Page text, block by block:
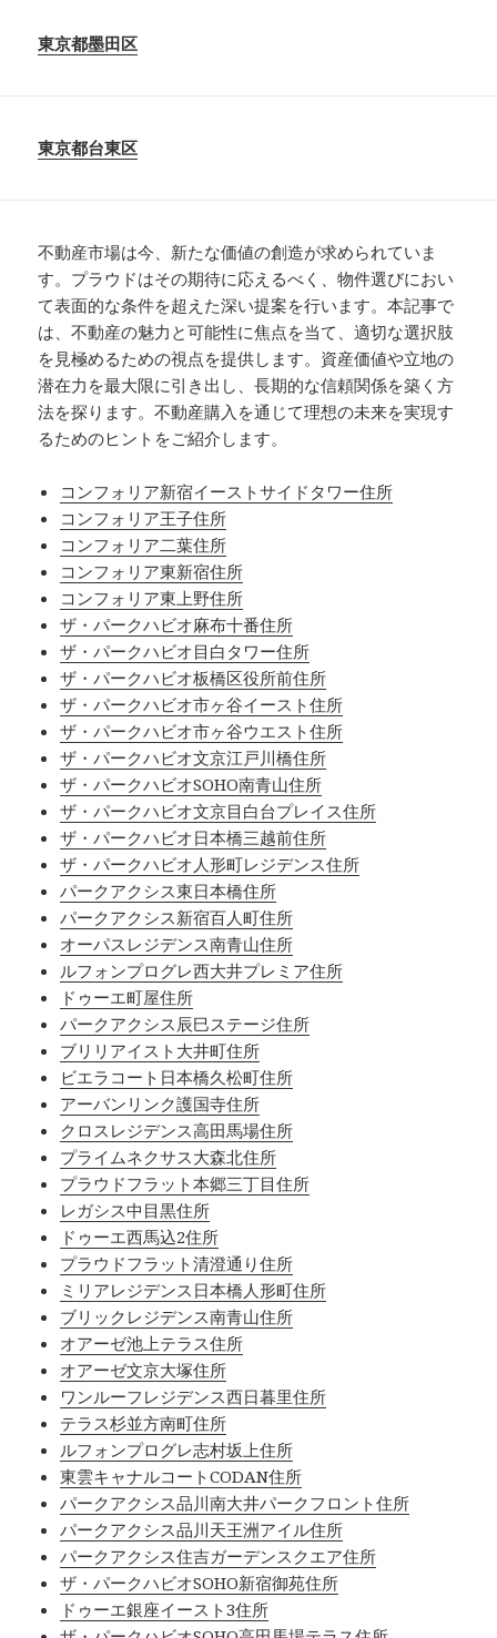
東京都墨田区
東京都台東区
不動産市場は今、新たな価値の創造が求められていま
す。プラウドはその期待に応えるべく、物件選びにおい
て表面的な条件を超えた深い提案を行います。本記事で
は、不動産の魅力と可能性に焦点を当て、適切な選択肢
を見極めるための視点を提供します。資産価値や立地の
潜在力を最大限に引き出し、長期的な信頼関係を築く方
法を探ります。不動産購入を通じて理想の未来を実現す
るためのヒントをご紹介します。
コンフォリア新宿イーストサイドタワー住所
コンフォリア王子住所
コンフォリア二葉住所
コンフォリア東新宿住所
コンフォリア東上野住所
ザ・パークハビオ麻布十番住所
ザ・パークハビオ目白タワー住所
ザ・パークハビオ板橋区役所前住所
ザ・パークハビオ市ヶ谷イースト住所
ザ・パークハビオ市ヶ谷ウエスト住所
ザ・パークハビオ文京江戸川橋住所
ザ・パークハビオSOHO南青山住所
ザ・パークハビオ文京目白台プレイス住所
ザ・パークハビオ日本橋三越前住所
ザ・パークハビオ人形町レジデンス住所
パークアクシス東日本橋住所
パークアクシス新宿百人町住所
オーパスレジデンス南青山住所
ルフォンプログレ西大井プレミア住所
ドゥーエ町屋住所
パークアクシス辰巳ステージ住所
ブリリアイスト大井町住所
ビエラコート日本橋久松町住所
アーバンリンク護国寺住所
クロスレジデンス高田馬場住所
プライムネクサス大森北住所
プラウドフラット本郷三丁目住所
レガシス中目黒住所
ドゥーエ西馬込2住所
プラウドフラット清澄通り住所
ミリアレジデンス日本橋人形町住所
ブリックレジデンス南青山住所
オアーゼ池上テラス住所
オアーゼ文京大塚住所
ワンルーフレジデンス西日暮里住所
テラス杉並方南町住所
ルフォンプログレ志村坂上住所
東雲キャナルコートCODAN住所
パークアクシス品川南大井パークフロント住所
パークアクシス品川天王洲アイル住所
パークアクシス住吉ガーデンスクエア住所
ザ・パークハビオSOHO新宿御苑住所
ドゥーエ銀座イースト3住所